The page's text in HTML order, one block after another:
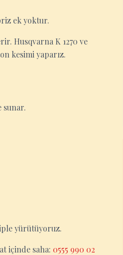
ek yoktur.
Husqvarna K 1270 ve
kesimi yaparız.
sunar.
yürütüyoruz.
içinde saha: 0555 990 02